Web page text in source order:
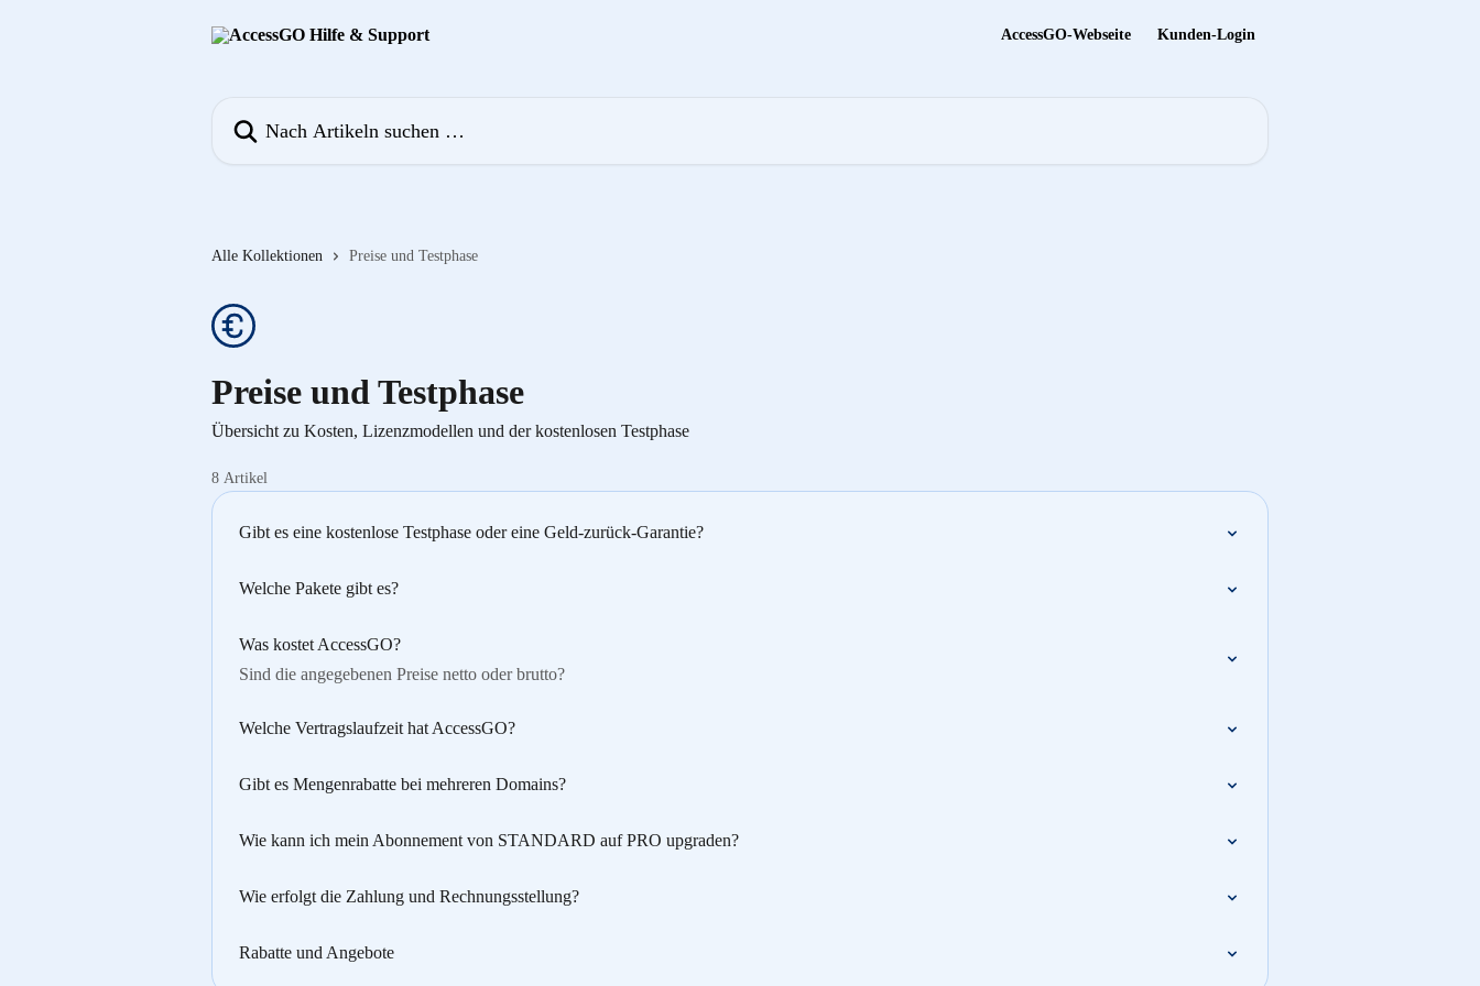
AccessGO-Webseite Kunden-Login
Alle Kollektionen Preise und Testphase
Preise und Testphase
Übersicht zu Kosten, Lizenzmodellen und der kostenlosen Testphase
8 Artikel
Gibt es eine kostenlose Testphase oder eine Geld-zurück-Garantie?
Welche Pakete gibt es?
Was kostet AccessGO?
Sind die angegebenen Preise netto oder brutto?
Welche Vertragslaufzeit hat AccessGO?
Gibt es Mengenrabatte bei mehreren Domains?
Wie kann ich mein Abonnement von STANDARD auf PRO upgraden?
Wie erfolgt die Zahlung und Rechnungsstellung?
Rabatte und Angebote